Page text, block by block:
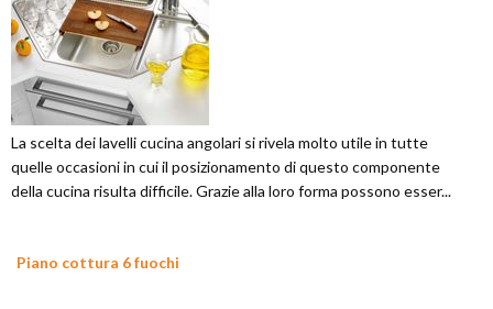
La scelta dei lavelli cucina angolari si rivela molto utile in tutte
quelle occasioni in cui il posizionamento di questo componente
della cucina risulta difficile. Grazie alla loro forma possono esser...
Piano cottura 6 fuochi